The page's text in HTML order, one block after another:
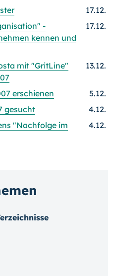
17.12.
-
kennen und
17.12.
mit "GritLine"
13.12.
erschienen
5.12.
gesucht
4.12.
"Nachfolge im
4.12.